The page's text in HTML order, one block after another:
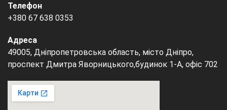
Телефон
+380 67 638 0353
Адреса
49005, Дніпропетровська область, місто Дніпро,
проспект Дмитра Яворницького,будинок 1-А, офіс 702